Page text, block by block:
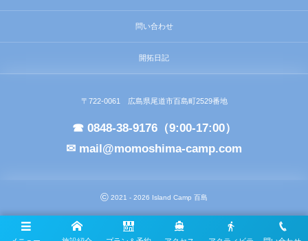
問い合わせ
開拓日記
〒722-0061 広島県尾道市百島町2529番地
☎ 0848-38-9176（9:00-17:00）
✉ mail@momoshima-camp.com
© 2021 - 2026 Island Camp 百島